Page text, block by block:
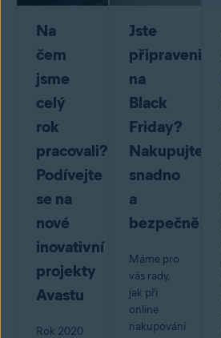
Na
čem
jsme
celý
rok
pracovali?
Podívejte
se na
nové
inovativní
projekty
Avastu
Rok 2020
Jste
připraveni
na
Black
Friday?
Nakupujte
snadno
a
bezpečně!
Máme pro
vás rady,
jak při
online
nakupování